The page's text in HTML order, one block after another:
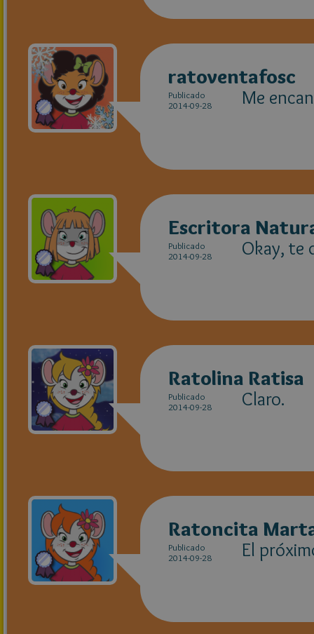
ratoventafosc
Publicado
2014-09-28
Me
Escritora
Publicado
2014-09-28
Okay, te
Ratolina Ratisa
Publicado
2014-09-28
Claro.
Ratoncita
Publicado
2014-09-28
El